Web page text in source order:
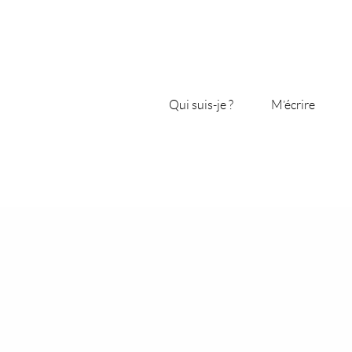
Qui suis-je ? M’écrire